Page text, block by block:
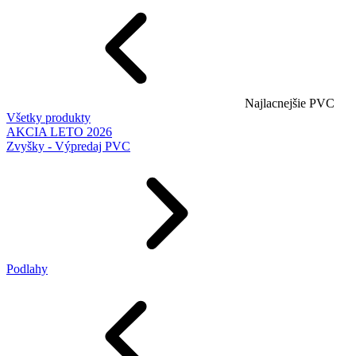
Najlacnejšie PVC
Všetky produkty
AKCIA LETO 2026
Zvyšky - Výpredaj PVC
Podlahy